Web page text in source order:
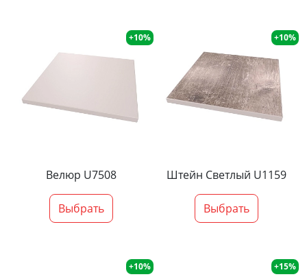
+10%
Велюр U7508
Выбрать
+10%
Штейн Светлый U1159
Выбрать
+10% +15%